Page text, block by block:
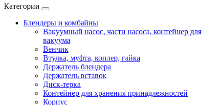
Категории
Блендеры и комбайны
Вакуумный насос, части насоса, контейнер для
вакуума
Венчик
Втулка, муфта, коплер, гайка
Держатель блендера
Держатель вставок
Диск-терка
Контейнер для хранения принадлежностей
Корпус